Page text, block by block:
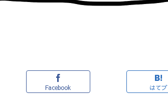
Facebook はてブ